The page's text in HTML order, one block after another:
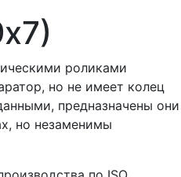
роликами
но не имеет колец
предназначены они
но незаменимы